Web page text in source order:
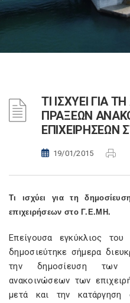
ΤΙ ΙΣΧΥΕΙ ΓΙΑ
ΠΡΑΞΕΩΝ
ΕΠΙΧΕΙΡΗΣΕΩΝ
19/01/2015
Τι ισχύει για τη
επιχειρήσεων στο Γ.Ε.ΜΗ.
Επείγουσα εγκύκλιος
δημοσιεύτηκε σήμερα
την δημοσίευση των
ανακοινώσεων των
μετά και την